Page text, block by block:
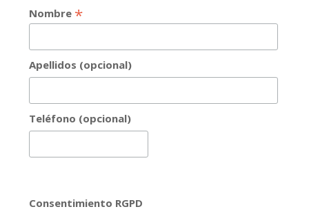
Nombre *
Apellidos (opcional)
Teléfono (opcional)
Consentimiento RGPD